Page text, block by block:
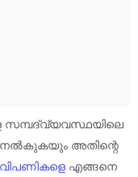
നൽകുകയും അതിന്റെ
എങ്ങനെ